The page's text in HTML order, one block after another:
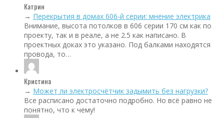
Катрин
→ Перекрытия в домах 606‑й серии: мнение электрика
Внимание, высота потолков в 606 серии 170 см как по
проекту, так и в реале, а не 2.5 как написано. В
проектных доках это указано. Под балками находятся
провода, то…
Кристина
→ Может ли электросчётчик задымить без нагрузки?
Все расписано достаточно подробно. Но всё равно не
понятно, что к чему!